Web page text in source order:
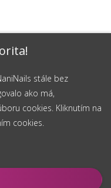
stále bez
ako má,
cookies. Kliknutím na
cookies.